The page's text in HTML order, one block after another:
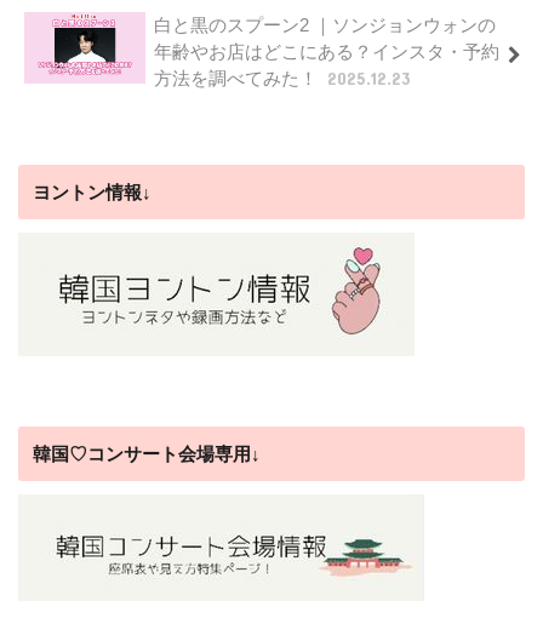
白と黒のスプーン2 ｜ソンジョンウォンの
年齢やお店はどこにある？インスタ・予約
方法を調べてみた！
2025.12.23
ヨントン情報↓
韓国♡コンサート会場専用↓